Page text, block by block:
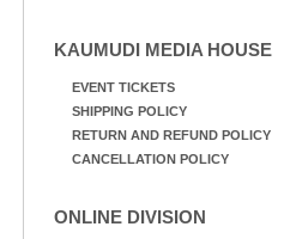
KAUMUDI MEDIA HOUSE
EVENT TICKETS
SHIPPING POLICY
RETURN AND REFUND POLICY
CANCELLATION POLICY
ONLINE DIVISION